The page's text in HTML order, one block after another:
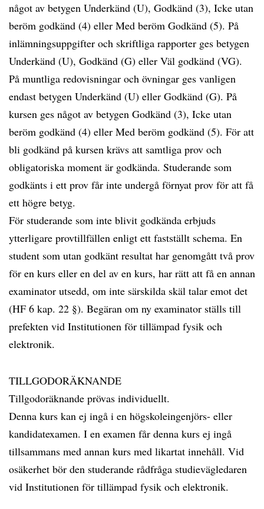
något av betygen Underkänd (U), Godkänd (3), Icke utan
beröm godkänd (4) eller Med beröm Godkänd (5). På
inlämningsuppgifter och skriftliga rapporter ges betygen
Underkänd (U), Godkänd (G) eller Väl godkänd (VG).
På muntliga redovisningar och övningar ges vanligen
endast betygen Underkänd (U) eller Godkänd (G). På
kursen ges något av betygen Godkänd (3), Icke utan
beröm godkänd (4) eller Med beröm godkänd (5). För att
bli godkänd på kursen krävs att samtliga prov och
obligatoriska moment är godkända. Studerande som
godkänts i ett prov får inte undergå förnyat prov för att få
ett högre betyg.
För studerande som inte blivit godkända erbjuds
ytterligare provtillfällen enligt ett fastställt schema. En
student som utan godkänt resultat har genomgått två prov
för en kurs eller en del av en kurs, har rätt att få en annan
examinator utsedd, om inte särskilda skäl talar emot det
(HF 6 kap. 22 §). Begäran om ny examinator ställs till
prefekten vid Institutionen för tillämpad fysik och
elektronik.
TILLGODORÄKNANDE
Tillgodoräknande prövas individuellt.
Denna kurs kan ej ingå i en högskoleingenjörs- eller
kandidatexamen. I en examen får denna kurs ej ingå
tillsammans med annan kurs med likartat innehåll. Vid
osäkerhet bör den studerande rådfråga studievägledaren
vid Institutionen för tillämpad fysik och elektronik.